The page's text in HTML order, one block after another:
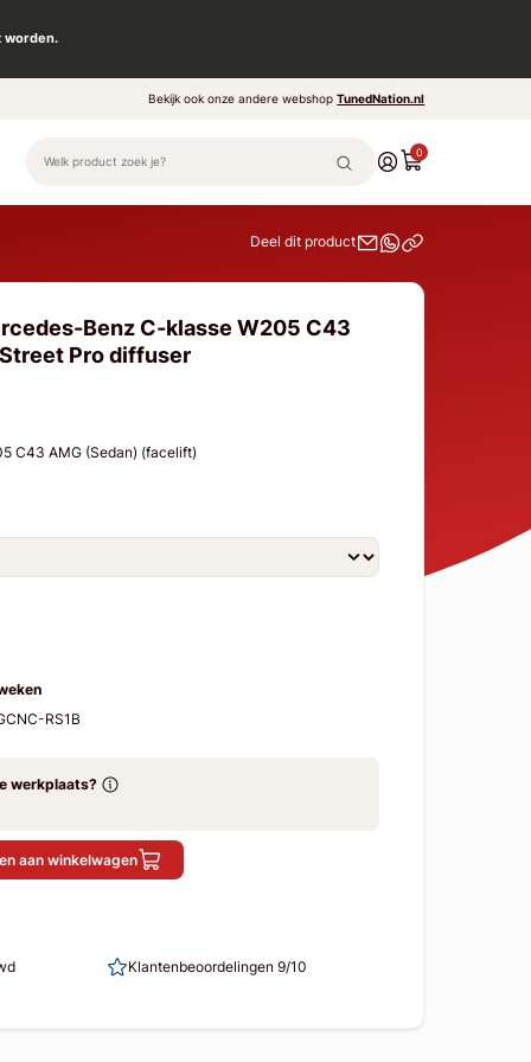
worden.
Bekijk ook onze andere webshopTunedNation.nl
0
Deel dit product
Benz C-klasse W205 C43
Pro diffuser
C43 AMG (Sedan) (facelift)
RS1B
werkplaats?
aan winkelwagen
Klantenbeoordelingen 9/10